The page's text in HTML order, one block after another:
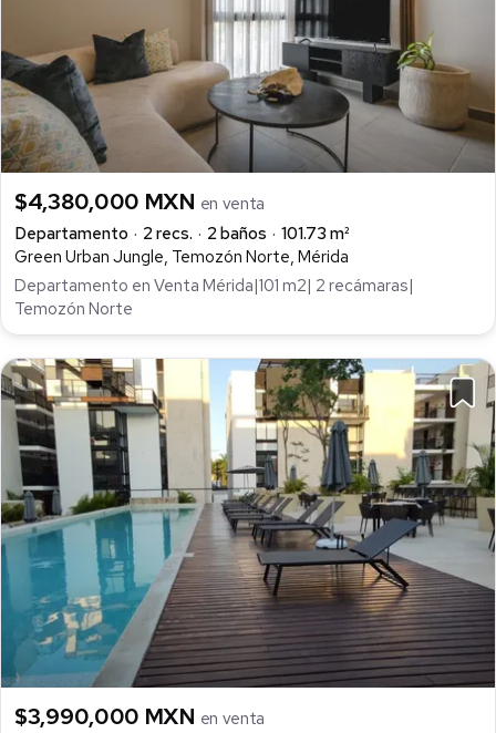
$4,380,000 MXN en venta
Departamento
2 recs. 2 baños
101.73 m²
Green Urban Jungle, Temozón Norte, Mérida
Departamento en Venta Mérida|101 m2| 2 recámaras|
Temozón Norte
$3,990,000 MXN en venta